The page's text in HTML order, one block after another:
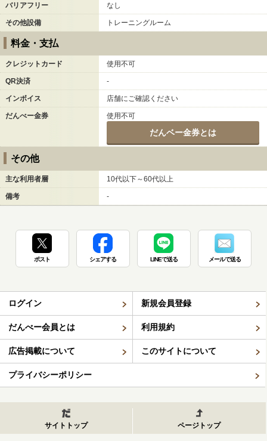
バリアフリー なし
その他設備 トレーニングルーム
料金・支払
クレジットカード 使用不可
QR決済 -
インボイス 店舗にご確認ください
だんべー金券 使用不可
だんベー金券とは
その他
主な利用者層 10代以下～60代以上
備考 -
ポスト シェアする LINEで送る メールで送る
ログイン 新規会員登録
だんべー会員とは 利用規約
広告掲載について このサイトについて
プライバシーポリシー
サイトトップ ページトップ